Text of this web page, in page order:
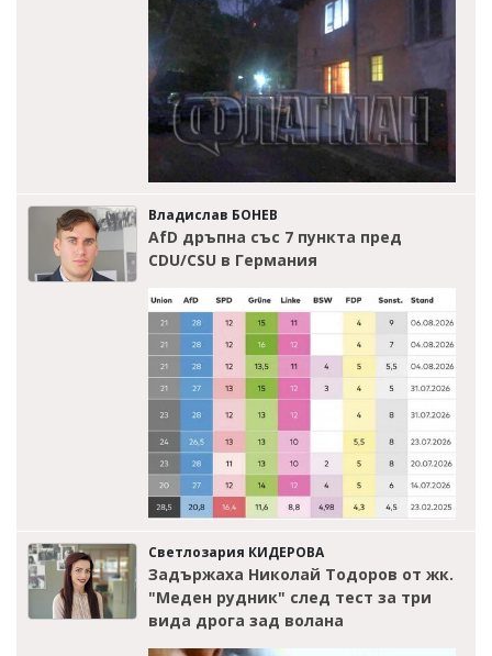
Владислав БОНЕВ
AfD дръпна със 7 пункта пред
CDU/CSU в Германия
Светлозария КИДЕРОВА
Задържаха Николай Тодоров от жк.
"Меден рудник" след тест за три
вида дрога зад волана